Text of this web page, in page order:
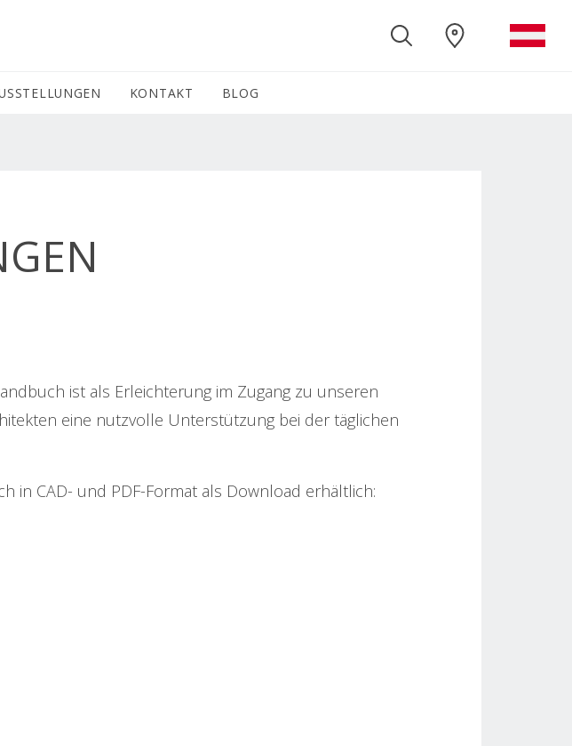
(CURRENT)
KONTAKT BLOG
ist als Erleichterung im Zugang zu unseren
eine nutzvolle Unterstützung bei der täglichen
in CAD- und PDF-Format als Download erhältlich: